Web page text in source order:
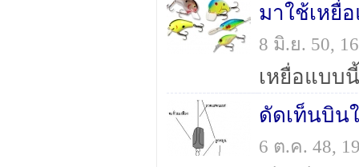
มาใช้เหยื่
8 มิ.ย. 50,
ดัดเท็นบิน
6 ต.ค. 48,